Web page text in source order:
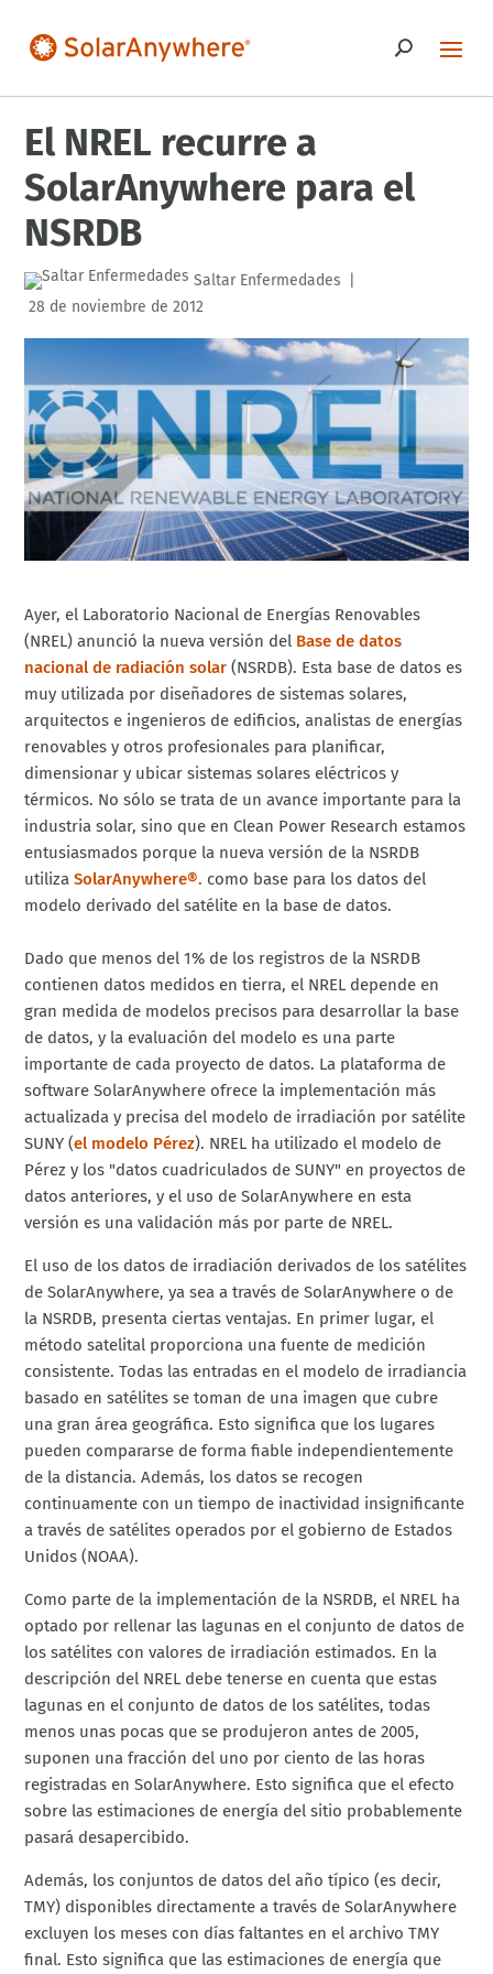
El NREL recurre a
SolarAnywhere para el
NSRDB
Saltar Enfermedades
28 de noviembre de 2012
Ayer, el Laboratorio Nacional de Energías Renovables
(NREL) anunció la nueva versión del Base de datos
nacional de radiación solar (NSRDB). Esta base de datos es
muy utilizada por diseñadores de sistemas solares,
arquitectos e ingenieros de edificios, analistas de energías
renovables y otros profesionales para planificar,
dimensionar y ubicar sistemas solares eléctricos y
térmicos. No sólo se trata de un avance importante para la
industria solar, sino que en Clean Power Research estamos
entusiasmados porque la nueva versión de la NSRDB
utilizaSolarAnywhere®. como base para los datos del
modelo derivado del satélite en la base de datos.
Dado que menos del 1% de los registros de la NSRDB
contienen datos medidos en tierra, el NREL depende en
gran medida de modelos precisos para desarrollar la base
de datos, y la evaluación del modelo es una parte
importante de cada proyecto de datos. La plataforma de
software SolarAnywhere ofrece la implementación más
actualizada y precisa del modelo de irradiación por satélite
SUNY (el modelo Pérez). NREL ha utilizado el modelo de
Pérez y los "datos cuadriculados de SUNY" en proyectos de
datos anteriores, y el uso de SolarAnywhere en esta
versión es una validación más por parte de NREL.
El uso de los datos de irradiación derivados de los satélites
de SolarAnywhere, ya sea a través de SolarAnywhere o de
la NSRDB, presenta ciertas ventajas. En primer lugar, el
método satelital proporciona una fuente de medición
consistente. Todas las entradas en el modelo de irradiancia
basado en satélites se toman de una imagen que cubre
una gran área geográfica. Esto significa que los lugares
pueden compararse de forma fiable independientemente
de la distancia. Además, los datos se recogen
continuamente con un tiempo de inactividad insignificante
a través de satélites operados por el gobierno de Estados
Unidos (NOAA).
Como parte de la implementación de la NSRDB, el NREL ha
optado por rellenar las lagunas en el conjunto de datos de
los satélites con valores de irradiación estimados. En la
descripción del NREL debe tenerse en cuenta que estas
lagunas en el conjunto de datos de los satélites, todas
menos unas pocas que se produjeron antes de 2005,
suponen una fracción del uno por ciento de las horas
registradas en SolarAnywhere. Esto significa que el efecto
sobre las estimaciones de energía del sitio probablemente
pasará desapercibido.
Además, los conjuntos de datos del año típico (es decir,
TMY) disponibles directamente a través de SolarAnywhere
excluyen los meses con días faltantes en el archivo TMY
final. Esto significa que las estimaciones de energía que